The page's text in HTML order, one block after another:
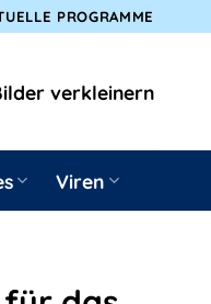
PROGRAMME
verkleinern
Viren